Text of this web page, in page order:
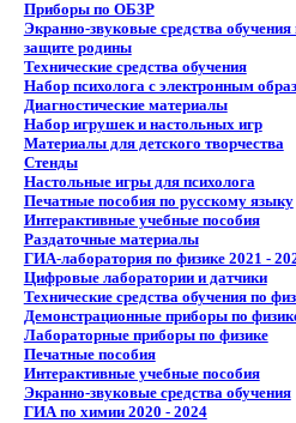
Приборы по ОБЗР
Экранно-звуковые средства
защите родины
Технические средства обучения
Набор психолога с электронным
Диагностические материалы
Набор игрушек и настольных игр
Материалы для детского творчества
Стенды
Настольные игры для психолога
Печатные пособия по русскому языку
Интерактивные учебные пособия
Раздаточные материалы
ГИА-лаборатория по физике 2021 -
Цифровые лаборатории и датчики
Технические средства обучения по
Демонстрационные приборы по
Лабораторные приборы по физике
Печатные пособия
Интерактивные учебные пособия
Экранно-звуковые средства обучения
ГИА по химии 2020 - 2024